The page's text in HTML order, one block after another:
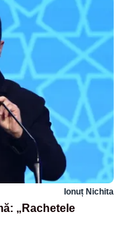
Ionuț Nichita
„Rachetele